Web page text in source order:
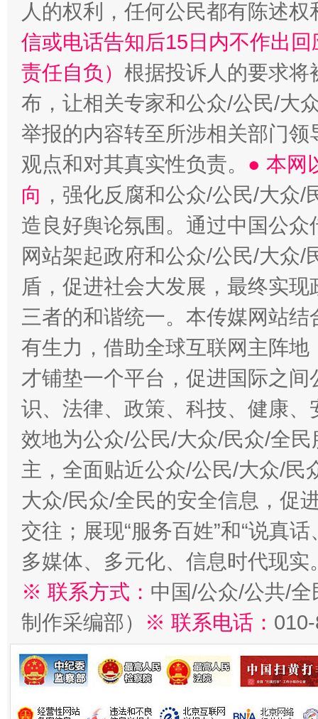
人的权利，任何公民都有陈述
信或电话告知后15日内不作出
责任自负） 根据投诉人的要求将
布，让相关专家和公众/公民/大
举报的内容转至所涉相关部门
观点和对其真实性负责。 ● 本网
向 ，强化反腐和公众/公民/大众
造良好舆论氛围。通过中国公
网站架起政府和公众/公民/大众
盾，促进社会大发展，最终实
三者的和谐统一。本传媒网站
有生力，借助全球互联网主阵
才铺垫一个平台，促进国际之
识、法律、政策、科技、健康
效地为公众/公民/大众/民众/全
主，全面贴近公众/公民/大众/民
大众/民众/全民的安全信息，促
交往；展现“服务百姓”和“说真
多媒体、多元化、信息时代现实
※ 联系方式： 中国/公众/公共/
制作采编部）
※ 联系电话：